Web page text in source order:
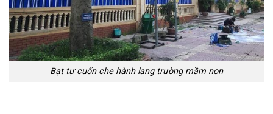
Bạt tự cuốn che hành lang trường mầm non